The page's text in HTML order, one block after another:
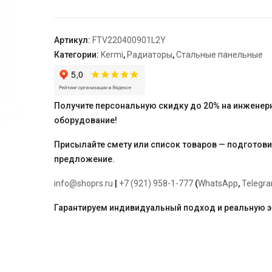
Inside,
L,
RAL
9016
Kermi
Артикул: FTV220400901L2Y
Категории: Kermi, Радиаторы,Стальные панельные
Получите персональную скидку до 20% на
оборудование!
Присылайте смету или список товаров —
предложение.
info@shoprs.ru +7 (921) 958-1-777 (WhatsApp,
Гарантируем индивидуальный подход и реальную